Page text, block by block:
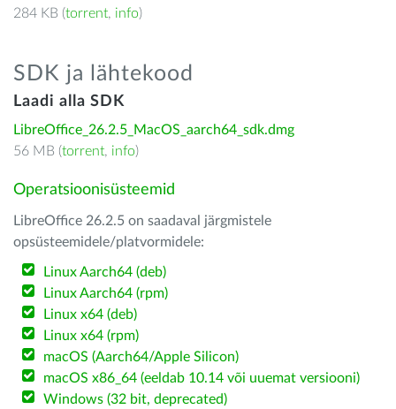
284 KB (torrent, info)
SDK ja lähtekood
Laadi alla SDK
LibreOffice_26.2.5_MacOS_aarch64_sdk.dmg
56 MB (torrent, info)
Operatsioonisüsteemid
LibreOffice 26.2.5 on saadaval järgmistele
opsüsteemidele/platvormidele:
Linux Aarch64 (deb)
Linux Aarch64 (rpm)
Linux x64 (deb)
Linux x64 (rpm)
macOS (Aarch64/Apple Silicon)
macOS x86_64 (eeldab 10.14 või uuemat versiooni)
Windows (32 bit, deprecated)